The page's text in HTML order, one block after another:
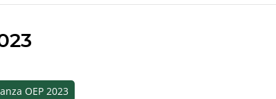
OEP 2023